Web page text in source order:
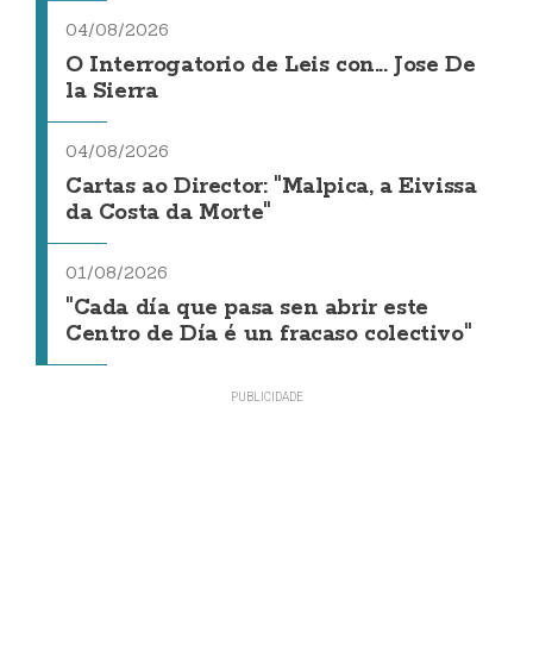
04/08/2026
O Interrogatorio de Leis con... Jose De
la Sierra
04/08/2026
Cartas ao Director: "Malpica, a Eivissa
da Costa da Morte"
01/08/2026
"Cada día que pasa sen abrir este
Centro de Día é un fracaso colectivo"